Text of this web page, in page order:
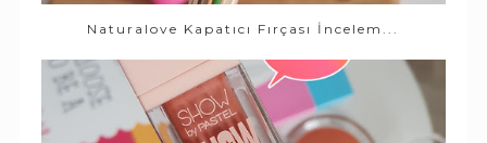
Naturalove Kapatıcı Fırçası İncelem...